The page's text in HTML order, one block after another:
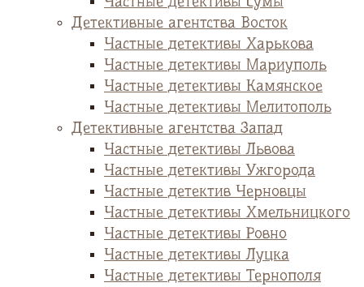
Детективные агентства Восток
Частные детективы Харькова
Частные детективы Мариуполь
Частные детективы Камянское
Частные детективы Мелитополь
Детективные агентства Запад
Частные детективы Львова
Частные детективы Ужгорода
Частные детектив Черновцы
Частные детективы Хмельницкого
Частные детективы Ровно
Частные детективы Луцка
Частные детективы Тернополя